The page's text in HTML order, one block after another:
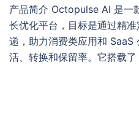
产品简介 Octopulse AI 是一
长优化平台，目标是通过精
递，助力消费类应用和 SaaS
活、转换和保留率。它搭载